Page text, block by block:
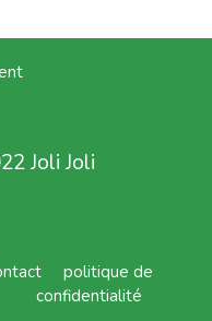
Joli Joli
politique de
confidentialité